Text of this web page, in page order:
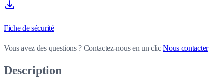
Fiche de sécurité
Vous avez des questions ? Contactez-nous en un clicNous contacter
Description